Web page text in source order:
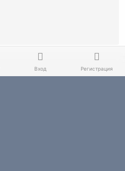
Вход Регистрация